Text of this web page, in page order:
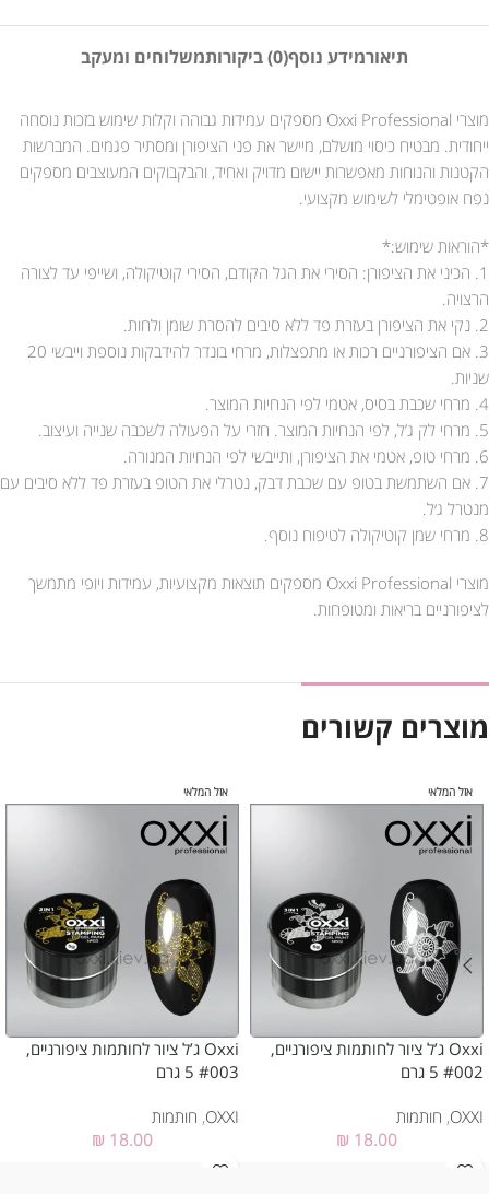
תיאורמידע נוסף(0) ביקורות משלוחים ומעקב
מוצרי Oxxi Professional מספקים עמידות גבוהה וקלות שימוש בזכות נוסחה
ייחודית. מבטיח כיסוי מושלם, מיישר את פני הציפורן ומסתיר פגמים. המברשות
הקטנות והנוחות מאפשרות יישום מדויק ואחיד, והבקבוקים המעוצבים מספקים
נפח אופטימלי לשימוש מקצועי.
*הוראות שימוש:*
1. הכיני את הציפורן: הסירי את הגל הקודם, הסירי קוטיקולה, ושייפי עד לצורה
הרצויה.
2. נקי את הציפורן בעזרת פד ללא סיבים להסרת שומן ולחות.
3. אם הציפורניים רכות או מתפצלות, מרחי בונדר להידבקות נוספת וייבשי 20
שניות.
4. מרחי שכבת בסיס, אטמי לפי הנחיות המוצר.
5. מרחי לק ג’ל, לפי הנחיות המוצר. חזרי על הפעולה לשכבה שנייה ועיצוב.
6. מרחי טופ, אטמי את הציפורן, ותייבשי לפי הנחיות המנורה.
7. אם השתמשת בטופ עם שכבת דבק, נטרלי את הטופ בעזרת פד ללא סיבים עם
מנטרל ג׳ל.
8. מרחי שמן קוטיקולה לטיפוח נוסף.
מוצרי Oxxi Professional מספקים תוצאות מקצועיות, עמידות ויופי מתמשך
לציפורניים בריאות ומטופחות.
מוצרים קשורים
אזל המלאי
Oxxi ג’ל ציור לחותמות ציפורניים,
#002 5 גרם
OXXI
, חותמות
₪ 18.00
אזל המלאי
Oxxi ג’ל ציור לחותמות ציפורניים,
#003 5 גרם
OXXI
, חותמות
₪ 18.00